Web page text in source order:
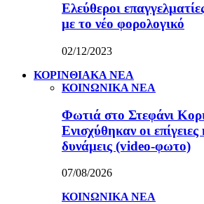
Ελεύθεροι
με το νέο φορολογικό
02/12/2023
ΚΟΡΙΝΘΙΑΚΑ ΝΕΑ
ΚΟΙΝΩΝΙΚΑ ΝΕΑ
Φωτιά στο Στεφάνι
Ενισχύθηκαν οι επίγειες
δυνάμεις (video-φωτο)
07/08/2026
ΚΟΙΝΩΝΙΚΑ ΝΕΑ